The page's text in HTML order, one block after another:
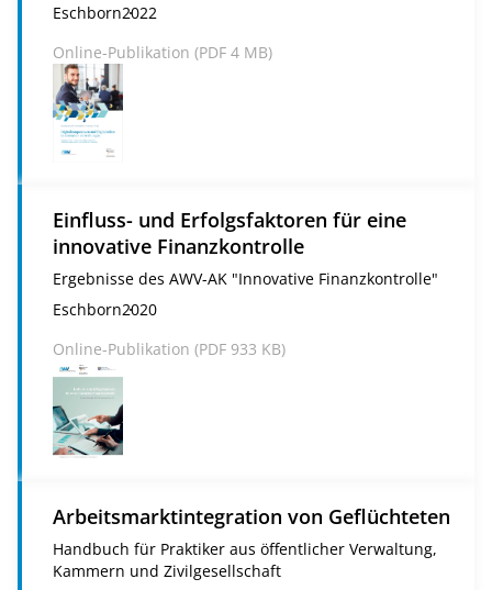
Eschborn2022
Online-Publikation (PDF 4 MB)
Einfluss- und Erfolgsfaktoren für eine
innovative Finanzkontrolle
Ergebnisse des AWV-AK "Innovative Finanzkontrolle"
Eschborn2020
Online-Publikation (PDF 933 KB)
Arbeitsmarktintegration von Geflüchteten
Handbuch für Praktiker aus öffentlicher Verwaltung,
Kammern und Zivilgesellschaft